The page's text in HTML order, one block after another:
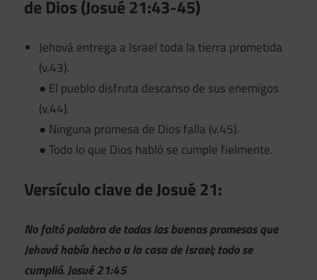
de Dios (Josué 21:43-45)
Jehová entrega a Israel toda la tierra prometida
(v.43).
● El pueblo disfruta descanso de sus enemigos
(v.44).
● Ninguna promesa de Dios falla (v.45).
● Todo lo que Dios habló se cumple fielmente.
Versículo clave de Josué 21:
No faltó palabra de todas las buenas promesas que
Jehová había hecho a la casa de Israel; todo se
cumplió. Josué 21:45